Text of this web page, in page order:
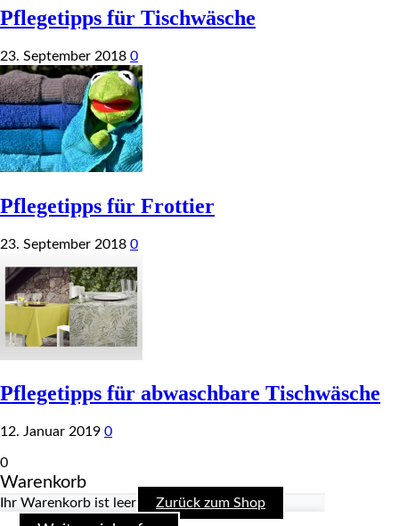
Pflegetipps für Tischwäsche
23. September 2018 0
Pflegetipps für Frottier
23. September 2018 0
Pflegetipps für abwaschbare Tischwäsche
12. Januar 2019 0
0
Warenkorb
Ihr Warenkorb ist leer Zurück zum Shop